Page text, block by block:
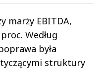
marży EBITDA,
Według
była
struktury